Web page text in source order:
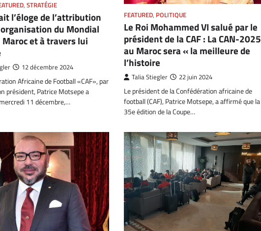
, STRATÉGIE
l’éloge de l’attribution
du Mondial
et à travers lui
12 décembre 2024
Africaine de Football «CAF», par
président, Patrice Motsepe a
11 décembre,…
FEATURED, POLITIQUE
Le Roi Mohammed VI salué par le
président de la CAF : La CAN-2025
au Maroc sera « la meilleure de
l’histoire
Talia Stiegler 22 juin 2024
Le président de la Confédération africaine de
football (CAF), Patrice Motsepe, a affirmé que la
35e édition de la Coupe…